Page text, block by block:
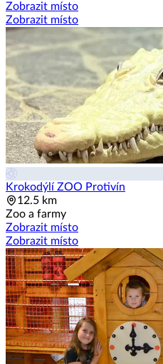
Zobrazit místo
Zobrazit místo
Krokodýlí ZOO Protivín
12.5 km
Zoo a farmy
Zobrazit místo
Zobrazit místo